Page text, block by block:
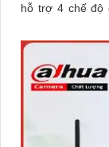
hỗ trợ 4 chế độ